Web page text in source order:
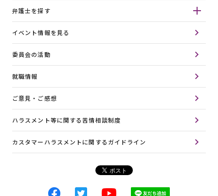
弁護士を探す
イベント情報を見る
委員会の活動
就職情報
ご意見・ご感想
ハラスメント等に関する苦情相談制度
カスタマーハラスメントに関するガイドライン